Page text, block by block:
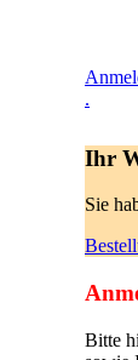
.
Ihr
Sie
Bitte